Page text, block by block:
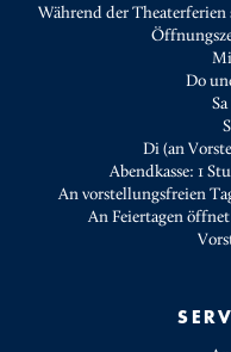
Während der Theaterferien
Do
Di (an
Abendkasse: 1
An vorstellungsfreien
An Feiertagen